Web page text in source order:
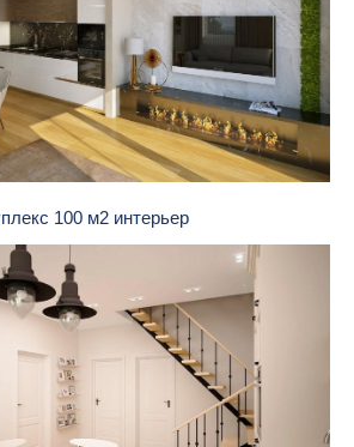
100 м2 интерьер